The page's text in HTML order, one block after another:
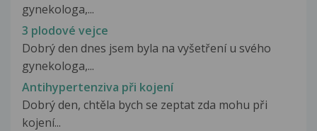
gynekologa,...
3 plodové vejce
Dobrý den dnes jsem byla na vyšetření u svého
gynekologa,...
Antihypertenziva při kojení
Dobrý den, chtěla bych se zeptat zda mohu při
kojení...